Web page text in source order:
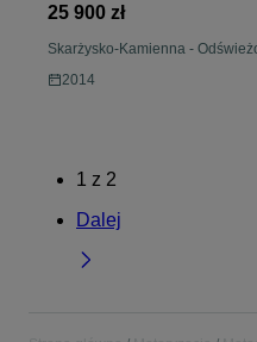
25 900 zł
Skarżysko-Kamienna -
2014
1 z 2
Dalej